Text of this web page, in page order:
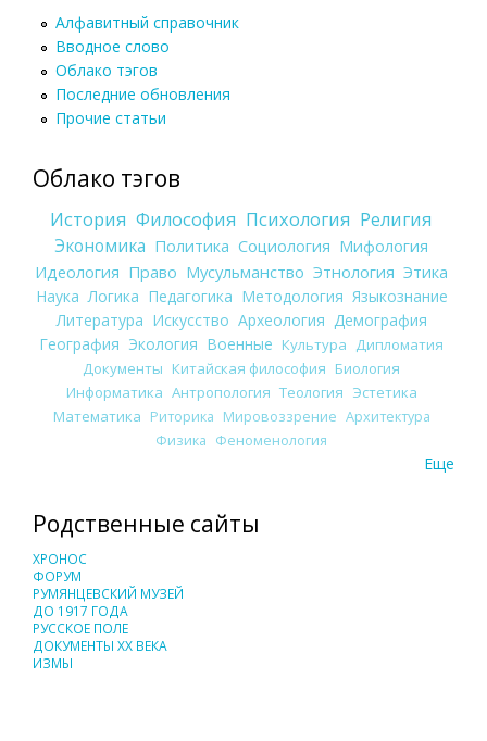
Алфавитный справочник
Вводное слово
Облако тэгов
Последние обновления
Прочие статьи
Облако тэгов
История Философия Психология Религия
Экономика Политика Социология Мифология
Идеология Право Мусульманство Этнология Этика
Наука Логика Педагогика Методология Языкознание
Литература Искусство Археология Демография
География Экология Военные Культура
Дипломатия
Документы Китайская философия Биология
Информатика Антропология Теология Эстетика
Математика Риторика Мировоззрение Архитектура
Физика Феноменология
Еще
Родственные сайты
ХРОНОС
ФОРУМ
РУМЯНЦЕВСКИЙ МУЗЕЙ
ДО 1917 ГОДА
РУССКОЕ ПОЛЕ
ДОКУМЕНТЫ XX ВЕКА
ИЗМЫ